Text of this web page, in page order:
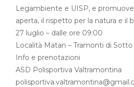
Legambiente e UISP, e promuove
aperta, il rispetto per la natura e il
27 luglio – dalle ore 09:00
Località Matan – Tramonti di Sotto
Info e prenotazioni
ASD Polisportiva Valtramontina